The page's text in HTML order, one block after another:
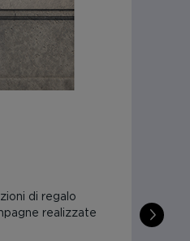
da EVERIA.
settore